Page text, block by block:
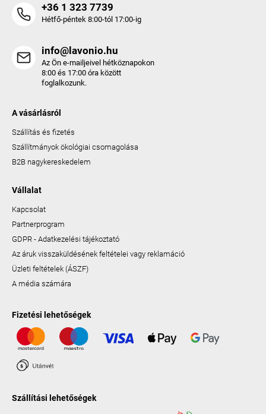
+36 1 323 7739
Hétfő-péntek 8:00-tól 17:00-ig
info@lavonio.hu
Az Ön e-mailjeivel hétköznapokon
8:00 és 17:00 óra között
foglalkozunk.
A vásárlásról
Szállítás és fizetés
Szállítmányok ökológiai csomagolása
B2B nagykereskedelem
Vállalat
Kapcsolat
Partnerprogram
GDPR - Adatkezelési tájékoztató
Az áruk visszaküldésének feltételei vagy reklamáció
Üzleti feltételek (ÁSZF)
A média számára
Fizetési lehetőségek
Szállítási lehetőségek